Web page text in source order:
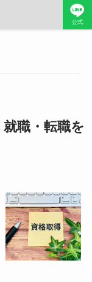
公式
職・転職を